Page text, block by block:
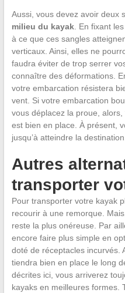
Aussi, vous devez avoir deux
milieu du kayak. En fixant
à ce que ces sangles
verticaux. Ainsi, elles ne
faudra éviter de trop serrer
connaître des déformations.
votre embarcation résistera
vent. Si votre embarcation
vous déplacez la proue,
est bien en place. À présent,
jusqu’à atteindre la
Autres
transporter
Pour transporter votre kayak
recourir à une remorque.
reste la plus onéreuse. Par
encore faire plus simple en
doté de réceptacles incurvés.
tiendra bien en place le long
décrites ici, vous arriverez
kayaks en meilleures formes.